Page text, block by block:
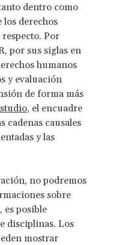
dentro como
los derechos
Por
por sus siglas en
humanos
y evaluación
de forma más
, el encuadre
causales
y las
no podremos
sobre
es posible
disciplinas. Los
mostrar